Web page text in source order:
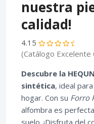
nuestra
calidad!
4.15
(Catálogo Excelente
Descubre la
sintética, ideal
hogar. Con su Forro
alfombra es